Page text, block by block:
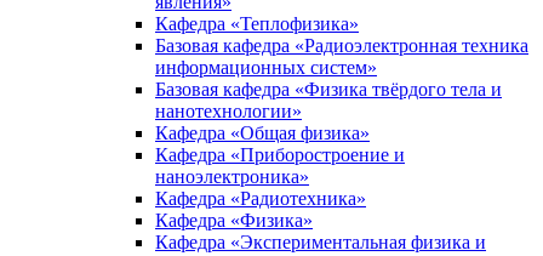
Кафедра «Теплофизика»
Базовая кафедра «Радиоэлектронная техника
информационных систем»
Базовая кафедра «Физика твёрдого тела и
нанотехнологии»
Кафедра «Общая физика»
Кафедра «Приборостроение и
наноэлектроника»
Кафедра «Радиотехника»
Кафедра «Физика»
Кафедра «Экспериментальная физика и